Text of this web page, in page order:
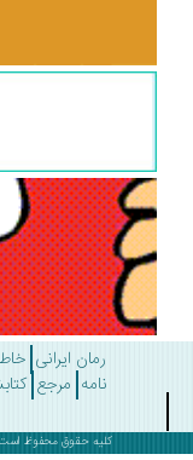
رمان ایرانی خاطره،
مرجع کتابشناسی
کلیه حقوق محفوظ است و